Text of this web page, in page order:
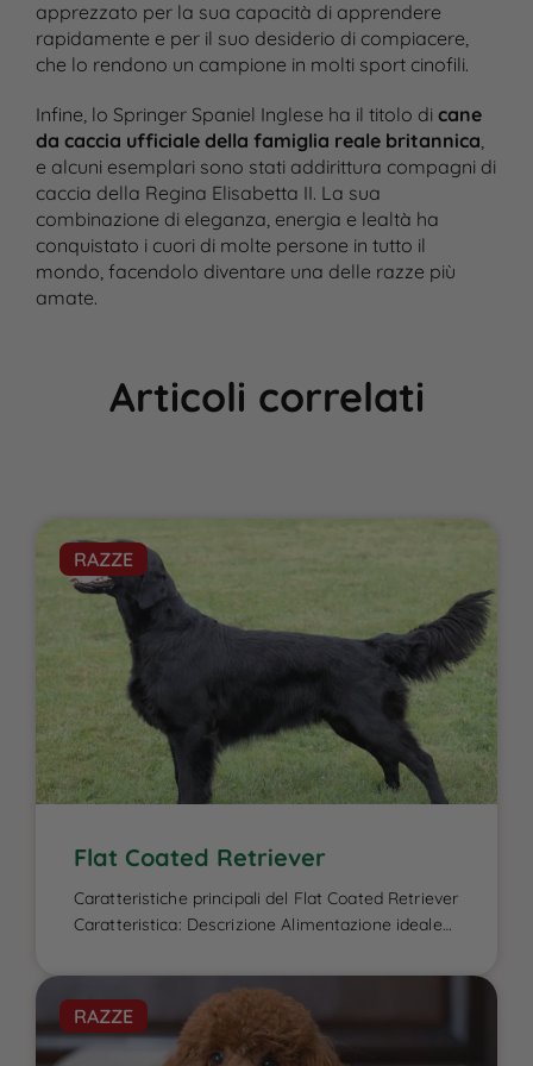
apprezzato per la sua capacità di apprendere
rapidamente e per il suo desiderio di compiacere,
che lo rendono un campione in molti sport cinofili.
Infine, lo Springer Spaniel Inglese ha il titolo di cane
da caccia ufficiale della famiglia reale britannica,
e alcuni esemplari sono stati addirittura compagni di
caccia della Regina Elisabetta II. La sua
combinazione di eleganza, energia e lealtà ha
conquistato i cuori di molte persone in tutto il
mondo, facendolo diventare una delle razze più
amate.
Articoli correlati
RAZZE
Flat Coated Retriever
Caratteristiche principali del Flat Coated Retriever
Caratteristica: Descrizione Alimentazione ideale
Flat Coated Retriever è un elemento cruciale per
garantire la sua energia elevata, il benessere
fisico e la salute del mantello, caratteristiche che
lo contraddistinguono. Essendo un cane attivo e
RAZZE